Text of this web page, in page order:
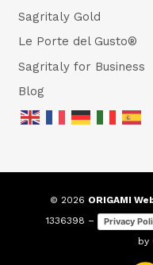
Sagritaly Gold
Le Porte del Gusto®
Sagritaly for Business
Blog
© 2026 ORIGAMI
1336398 –
Privacy
by